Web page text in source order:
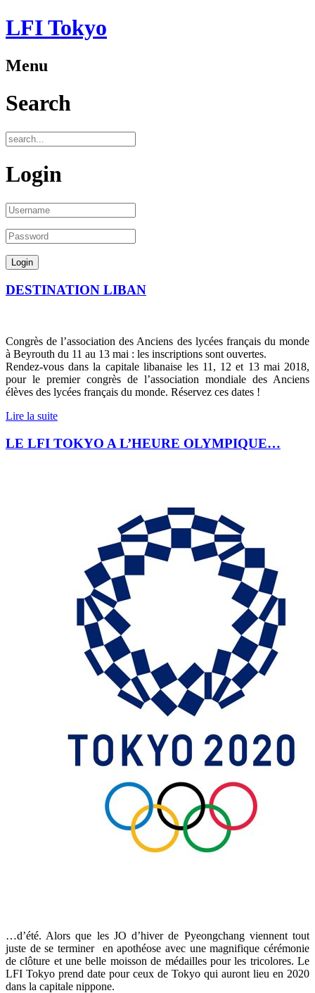
LFI Tokyo
Menu
Search
Login
DESTINATION LIBAN
Congrès de l’association des Anciens des lycées français du monde
à Beyrouth du 11 au 13 mai : les inscriptions sont ouvertes.
Rendez-vous dans la capitale libanaise les 11, 12 et 13 mai 2018,
pour le premier congrès de l’association mondiale des Anciens
élèves des lycées français du monde. Réservez ces dates !
Lire la suite
LE LFI TOKYO A L’HEURE OLYMPIQUE…
…d’été. Alors que les JO d’hiver de Pyeongchang viennent tout
juste de se terminer
en apothéose avec une magnifique cérémonie
de clôture et une belle moisson de médailles pour les tricolores. Le
LFI Tokyo prend date pour ceux de Tokyo qui auront lieu en 2020
dans la capitale nippone.